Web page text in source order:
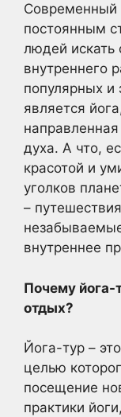
постоянным
людей искать
внутреннего
популярных
является
духа. А что,
красотой и
уголков
–
внутреннее
Почему йога-
отдых?
Йога-тур –
целью
посещение
практики